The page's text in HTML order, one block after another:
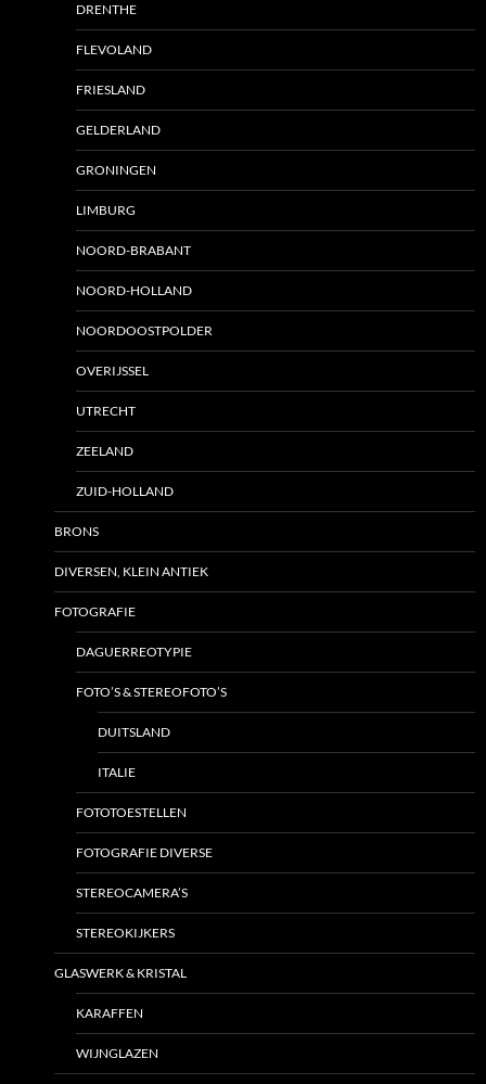
DRENTHE
FLEVOLAND
FRIESLAND
GELDERLAND
GRONINGEN
LIMBURG
NOORD-BRABANT
NOORD-HOLLAND
NOORDOOSTPOLDER
OVERIJSSEL
UTRECHT
ZEELAND
ZUID-HOLLAND
BRONS
DIVERSEN, KLEIN ANTIEK
FOTOGRAFIE
DAGUERREOTYPIE
FOTO’S & STEREOFOTO’S
DUITSLAND
ITALIE
FOTOTOESTELLEN
FOTOGRAFIE DIVERSE
STEREOCAMERA’S
STEREOKIJKERS
GLASWERK & KRISTAL
KARAFFEN
WIJNGLAZEN